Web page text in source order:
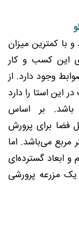
و با کمترین میزان
این کسب و کار
وجود دارد. از
این استا را دارد
باشد. بر اساس
فضا برای پرورش
مولد، 20 و برای نوزادان 15 متر مربع می‌باشد. اما
و ابعاد گسترده‌ای
یک مزرعه پرورشی